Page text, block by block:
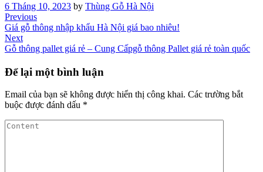
6 Tháng 10, 2023 by Thùng Gỗ Hà Nội
Điều
hướng
bài
viết
Previous
Post
Previous
Giá gỗ thông nhập khẩu Hà Nội giá bao nhiêu!
Next
Post
Next
Gỗ thông pallet giá rẻ – Cung Cấpgỗ thông Pallet giá rẻ toàn quốc
Để lại một bình luận
Email của bạn sẽ không được hiển thị công khai. Các trường bắt
buộc được đánh dấu *